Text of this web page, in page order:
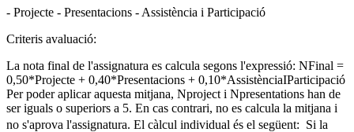
- Projecte - Presentacions - Assistència i Participació
Criteris avaluació:
La nota final de l'assignatura es calcula segons l'expressió: NFinal =
0,50*Projecte + 0,40*Presentacions + 0,10*AssistènciaIParticipació
Per poder aplicar aquesta mitjana, Nproject i Npresentations han de
ser iguals o superiors a 5. En cas contrari, no es calcula la mitjana i
no s'aprova l'assignatura. El càlcul individual és el següent:  Si la